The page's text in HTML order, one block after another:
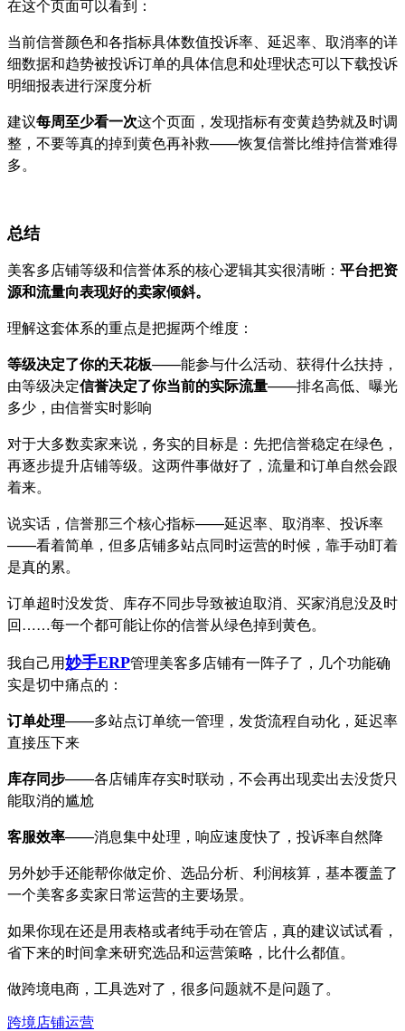
在这个页面可以看到：
当前信誉颜色和各指标具体数值投诉率、延迟率、取消率的详
细数据和趋势被投诉订单的具体信息和处理状态可以下载投诉
明细报表进行深度分析
建议每周至少看一次这个页面，发现指标有变黄趋势就及时调
整，不要等真的掉到黄色再补救——恢复信誉比维持信誉难得
多。
总结
美客多店铺等级和信誉体系的核心逻辑其实很清晰： 平台把资
源和流量向表现好的卖家倾斜。
理解这套体系的重点是把握两个维度：
等级决定了你的天花板——能参与什么活动、获得什么扶持，
由等级决定信誉决定了你当前的实际流量——排名高低、曝光
多少，由信誉实时影响
对于大多数卖家来说，务实的目标是：先把信誉稳定在绿色，
再逐步提升店铺等级。这两件事做好了，流量和订单自然会跟
着来。
说实话，信誉那三个核心指标——延迟率、取消率、投诉率
——看着简单，但多店铺多站点同时运营的时候，靠手动盯着
是真的累。
订单超时没发货、库存不同步导致被迫取消、买家消息没及时
回……每一个都可能让你的信誉从绿色掉到黄色。
我自己用妙手ERP管理美客多店铺有一阵子了，几个功能确
实是切中痛点的：
订单处理——多站点订单统一管理，发货流程自动化，延迟率
直接压下来
库存同步——各店铺库存实时联动，不会再出现卖出去没货只
能取消的尴尬
客服效率——消息集中处理，响应速度快了，投诉率自然降
另外妙手还能帮你做定价、选品分析、利润核算，基本覆盖了
一个美客多卖家日常运营的主要场景。
如果你现在还是用表格或者纯手动在管店，真的建议试试看，
省下来的时间拿来研究选品和运营策略，比什么都值。
做跨境电商，工具选对了，很多问题就不是问题了。
跨境店铺运营